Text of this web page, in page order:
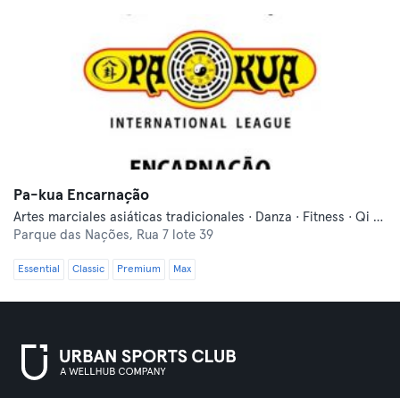
Pa-kua Encarnação
Artes marciales asiáticas tradicionales · Danza · Fitness · Qi Gong y Tai Chi · Tiro con arco · Yoga
Parque das Nações, Rua 7 lote 39
Essential Classic Premium Max